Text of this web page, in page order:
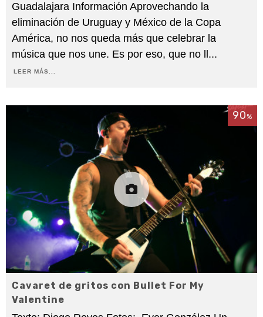
Guadalajara Información Aprovechando la
eliminación de Uruguay y México de la Copa
América, no nos queda más que celebrar la
música que nos une. Es por eso, que no ll ...
LEER MÁS...
90%
Cavaret de gritos con Bullet For My
Valentine